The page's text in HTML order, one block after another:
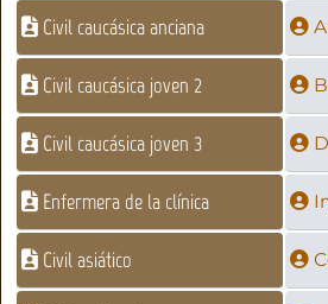
Civil caucásica anciana
Civil caucásica joven 2
Civil caucásica joven 3
Enfermera de la clínica
Civil asiático